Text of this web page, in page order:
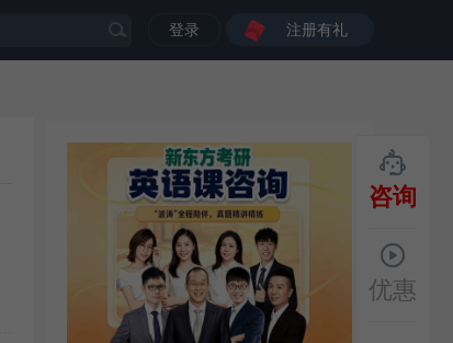
登录 注册有礼
咨询
优惠